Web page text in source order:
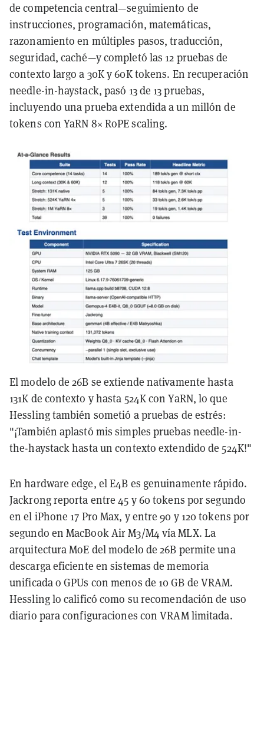
de competencia central—seguimiento de
instrucciones, programación, matemáticas,
razonamiento en múltiples pasos, traducción,
seguridad, caché—y completó las 12 pruebas de
contexto largo a 30K y 60K tokens. En recuperación
needle-in-haystack, pasó 13 de 13 pruebas,
incluyendo una prueba extendida a un millón de
tokens con YaRN 8× RoPE scaling.
El modelo de 26B se extiende nativamente hasta
131K de contexto y hasta 524K con YaRN, lo que
Hessling también sometió a pruebas de estrés:
"¡También aplastó mis simples pruebas needle-in-
the-haystack hasta un contexto extendido de 524K!"
En hardware edge, el E4B es genuinamente rápido.
Jackrong reporta entre 45 y 60 tokens por segundo
en el iPhone 17 Pro Max, y entre 90 y 120 tokens por
segundo en MacBook Air M3/M4 vía MLX. La
arquitectura MoE del modelo de 26B permite una
descarga eficiente en sistemas de memoria
unificada o GPUs con menos de 10 GB de VRAM.
Hessling lo calificó como su recomendación de uso
diario para configuraciones con VRAM limitada.